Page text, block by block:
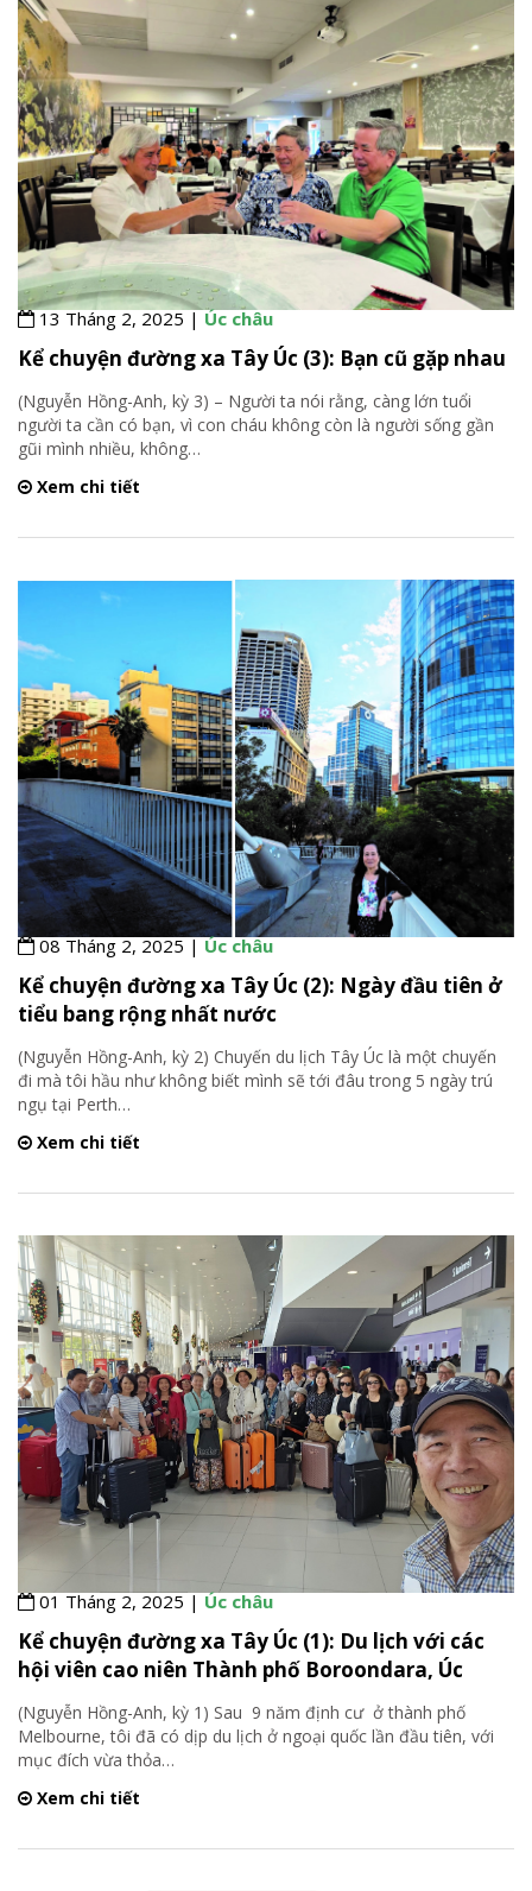
13 Tháng 2, 2025 |Úc châu
Kể chuyện đường xa Tây Úc (3): Bạn cũ gặp nhau
(Nguyễn Hồng-Anh, kỳ 3) – Người ta nói rằng, càng lớn tuổi
người ta cần có bạn, vì con cháu không còn là người sống gần
gũi mình nhiều, không…
Xem chi tiết
08 Tháng 2, 2025 |Úc châu
Kể chuyện đường xa Tây Úc (2): Ngày đầu tiên ở
tiểu bang rộng nhất nước
(Nguyễn Hồng-Anh, kỳ 2) Chuyến du lịch Tây Úc là một chuyến
đi mà tôi hầu như không biết mình sẽ tới đâu trong 5 ngày trú
ngụ tại Perth…
Xem chi tiết
01 Tháng 2, 2025 |Úc châu
Kể chuyện đường xa Tây Úc (1): Du lịch với các
hội viên cao niên Thành phố Boroondara, Úc
(Nguyễn Hồng-Anh, kỳ 1) Sau 9 năm định cư ở thành phố
Melbourne, tôi đã có dịp du lịch ở ngoại quốc lần đầu tiên, với
mục đích vừa thỏa…
Xem chi tiết